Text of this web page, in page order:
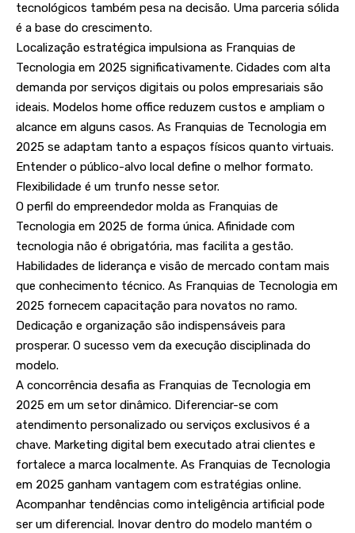
tecnológicos também pesa na decisão. Uma parceria sólida
é a base do crescimento.
Localização estratégica impulsiona as Franquias de
Tecnologia em 2025 significativamente. Cidades com alta
demanda por serviços digitais ou polos empresariais são
ideais. Modelos home office reduzem custos e ampliam o
alcance em alguns casos. As Franquias de Tecnologia em
2025 se adaptam tanto a espaços físicos quanto virtuais.
Entender o público-alvo local define o melhor formato.
Flexibilidade é um trunfo nesse setor.
O perfil do empreendedor molda as Franquias de
Tecnologia em 2025 de forma única. Afinidade com
tecnologia não é obrigatória, mas facilita a gestão.
Habilidades de liderança e visão de mercado contam mais
que conhecimento técnico. As Franquias de Tecnologia em
2025 fornecem capacitação para novatos no ramo.
Dedicação e organização são indispensáveis para
prosperar. O sucesso vem da execução disciplinada do
modelo.
A concorrência desafia as Franquias de Tecnologia em
2025 em um setor dinâmico. Diferenciar-se com
atendimento personalizado ou serviços exclusivos é a
chave. Marketing digital bem executado atrai clientes e
fortalece a marca localmente. As Franquias de Tecnologia
em 2025 ganham vantagem com estratégias online.
Acompanhar tendências como inteligência artificial pode
ser um diferencial. Inovar dentro do modelo mantém o